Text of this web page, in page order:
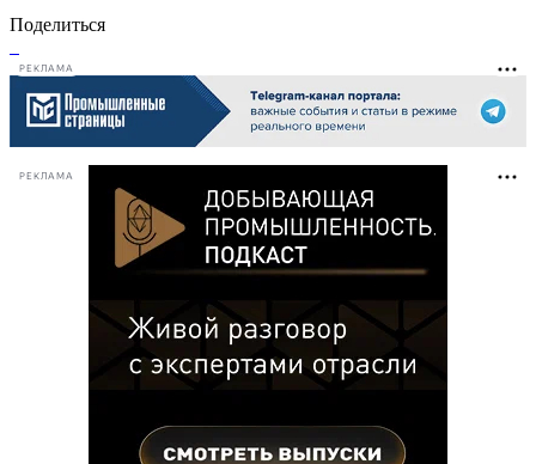
Поделиться
РЕКЛАМА
РЕКЛАМА